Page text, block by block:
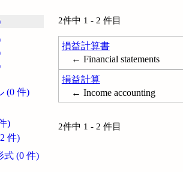
(0 件)
)
件)
式 (0 件)
2件中 1 - 2 件目
損益計算書
← Financial statements
損益計算
← Income accounting
2件中 1 - 2 件目